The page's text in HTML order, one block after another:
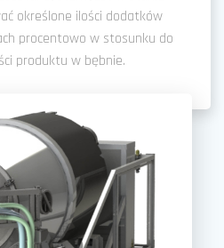
określone ilości dodatków
procentowo w stosunku do
produktu w bębnie.